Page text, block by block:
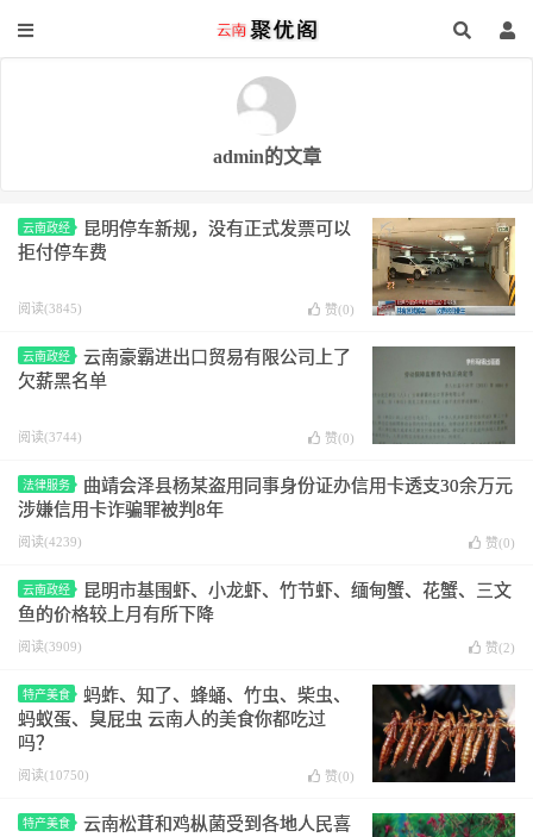
admin的文章
云南政经
昆明停车新规，没有正式发票可以
拒付停车费
阅读(3845) 赞(0)
云南政经
云南豪霸进出口贸易有限公司上了
欠薪黑名单
阅读(3744) 赞(0)
法律服务
曲靖会泽县杨某盗用同事身份证办信用卡透支30余万元
涉嫌信用卡诈骗罪被判8年
阅读(4239) 赞(0)
云南政经
昆明市基围虾、小龙虾、竹节虾、缅甸蟹、花蟹、三文
鱼的价格较上月有所下降
阅读(3909) 赞(2)
特产美食
蚂蚱、知了、蜂蛹、竹虫、柴虫、
蚂蚁蛋、臭屁虫 云南人的美食你都吃过
吗？
阅读(10750) 赞(0)
特产美食
云南松茸和鸡枞菌受到各地人民喜